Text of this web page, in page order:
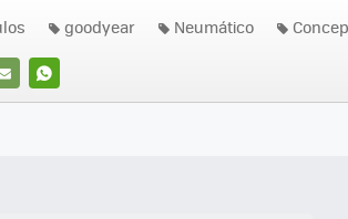
WHATSAPP
goodyear Neumático